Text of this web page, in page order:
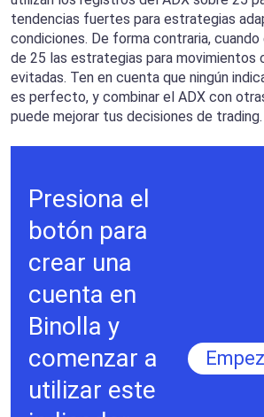
tendencias fuertes para estrategias
condiciones. De forma contraria,
de 25 las estrategias para movimientos
evitadas. Ten en cuenta que ningún
es perfecto, y combinar el ADX con
puede mejorar tus decisiones de trading.
Presiona el
botón para
crear una
cuenta en
Binolla y
comenzar a
utilizar este